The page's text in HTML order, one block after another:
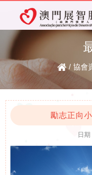
首
頁
關
於
協會背景及方針
服務內容
智障的認識
電子讀物
復康資訊
English
/ 協會
勵志正向
日